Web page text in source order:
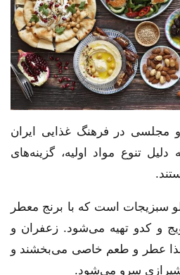
مجلسی در فرهنگ غذایی ایران
دلیل تنوع مواد اولیه، گزینه‌های
سبزیجات است که با برنج معطر
و کدو تهیه می‌شود. زعفران و
غذا عطر و طعم خاصی می‌بخشند و
شیرازی سرو می‌شود.